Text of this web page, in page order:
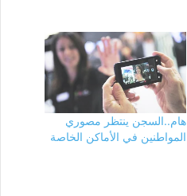
هام..السجن ينتظر مصوري
المواطنين في الأماكن الخاصة